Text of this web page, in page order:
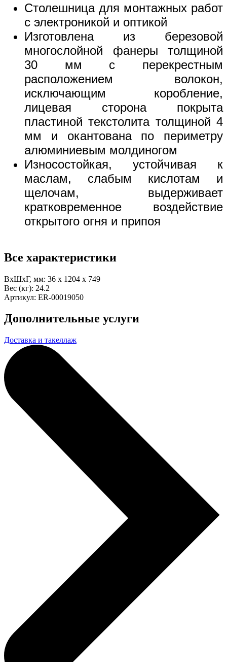
Столешница для монтажных работ
с электроникой и оптикой
Изготовлена из березовой
многослойной фанеры толщиной
30 мм с перекрестным
расположением волокон,
исключающим коробление,
лицевая сторона покрыта
пластиной текстолита толщиной 4
мм и окантована по периметру
алюминиевым молдиногом
Износостойкая, устойчивая к
маслам, слабым кислотам и
щелочам, выдерживает
кратковременное воздействие
открытого огня и припоя
Все характеристики
ВхШхГ, мм: 36 x 1204 x 749
Вес (кг): 24.2
Артикул: ER-00019050
Дополнительные услуги
Доставка и такеллаж